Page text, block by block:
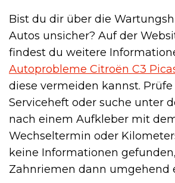
Bist du dir über die
Autos unsicher? Auf der
findest du weitere
Autoprobleme Citroën C3
diese vermeiden kannst.
Serviceheft oder suche unter
nach einem Aufkleber mit
Wechseltermin oder
keine Informationen
Zahnriemen dann umgehend